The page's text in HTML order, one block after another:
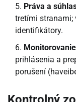
Práva a
tretími stranami;
identifikátory.
prihlásenia a
porušení